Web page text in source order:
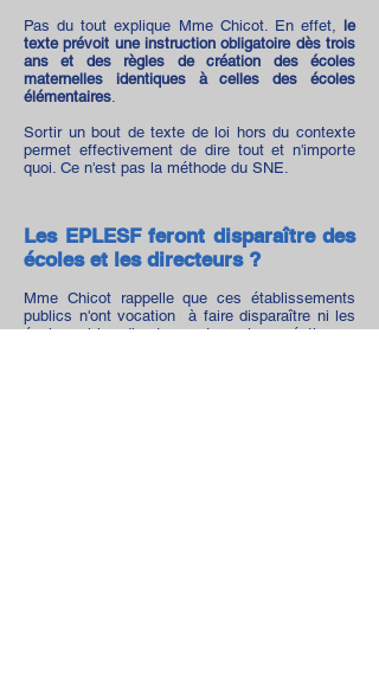
Pas du tout explique Mme Chicot. En effet, le
texte prévoit une instruction obligatoire dès trois
ans et des règles de création des écoles
maternelles identiques à celles des écoles
élémentaires.
Sortir un bout de texte de loi hors du contexte
permet effectivement de dire tout et n'importe
quoi. Ce n'est pas la méthode du SNE.
Les EPLESF feront disparaître des
écoles et les directeurs ?
Mme Chicot rappelle que ces établissements
publics n'ont vocation à faire disparaître ni les
écoles, ni les directeurs et que leur création ne